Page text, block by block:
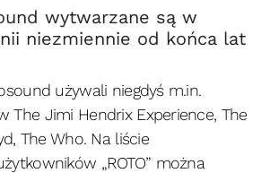
wytwarzane są w
niezmiennie od końca lat
używali niegdyś m.in.
The Jimi Hendrix Experience, The
The Who. Na liście
„ROTO” można